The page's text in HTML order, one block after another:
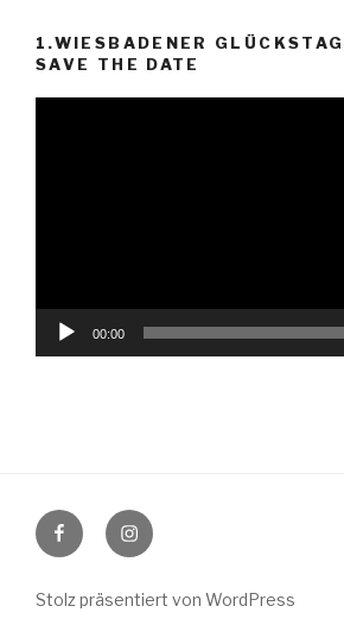
1.WIESBADENER
SAVE THE DATE
00:00
FacebookInstagram
Stolz präsentiert von WordPress